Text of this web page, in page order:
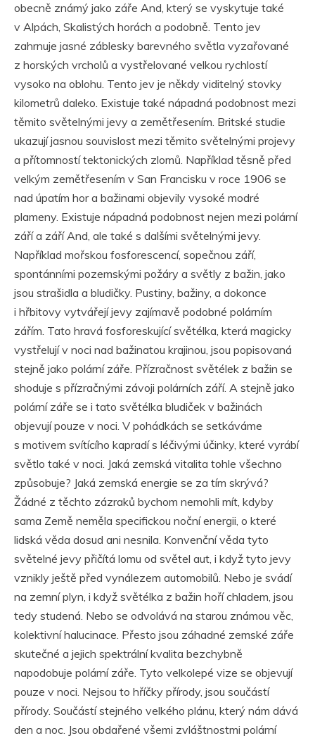
obecně známý jako záře And, který se vyskytuje také
v Alpách, Skalistých horách a podobně. Tento jev
zahrnuje jasné záblesky barevného světla vyzařované
z horských vrcholů a vystřelované velkou rychlostí
vysoko na oblohu. Tento jev je někdy viditelný stovky
kilometrů daleko. Existuje také nápadná podobnost mezi
těmito světelnými jevy a zemětřesením. Britské studie
ukazují jasnou souvislost mezi těmito světelnými projevy
a přítomností tektonických zlomů. Například těsně před
velkým zemětřesením v San Francisku v roce 1906 se
nad úpatím hor a bažinami objevily vysoké modré
plameny. Existuje nápadná podobnost nejen mezi polární
září a září And, ale také s dalšími světelnými jevy.
Například mořskou fosforescencí, sopečnou září,
spontánními pozemskými požáry a světly z bažin, jako
jsou strašidla a bludičky. Pustiny, bažiny, a dokonce
i hřbitovy vytvářejí jevy zajímavě podobné polárním
zářím. Tato hravá fosforeskující světélka, která magicky
vystřelují v noci nad bažinatou krajinou, jsou popisovaná
stejně jako polární záře. Přízračnost světélek z bažin se
shoduje s přízračnými závoji polárních září. A stejně jako
polární záře se i tato světélka bludiček v bažinách
objevují pouze v noci. V pohádkách se setkáváme
s motivem svítícího kapradí s léčivými účinky, které vyrábí
světlo také v noci. Jaká zemská vitalita tohle všechno
způsobuje? Jaká zemská energie se za tím skrývá?
Žádné z těchto zázraků bychom nemohli mít, kdyby
sama Země neměla specifickou noční energii, o které
lidská věda dosud ani nesnila. Konvenční věda tyto
světelné jevy přičítá lomu od světel aut, i když tyto jevy
vznikly ještě před vynálezem automobilů. Nebo je svádí
na zemní plyn, i když světélka z bažin hoří chladem, jsou
tedy studená. Nebo se odvolává na starou známou věc,
kolektivní halucinace. Přesto jsou záhadné zemské záře
skutečné a jejich spektrální kvalita bezchybně
napodobuje polární záře. Tyto velkolepé vize se objevují
pouze v noci. Nejsou to hříčky přírody, jsou součástí
přírody. Součástí stejného velkého plánu, který nám dává
den a noc. Jsou obdařené všemi zvláštnostmi polární